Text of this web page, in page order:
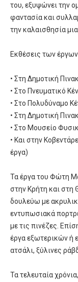
του, εξυψώνει την
φαντασία και
την καλαισθησία
Εκθέσεις των έργων
• Στη Δημοτική
• Στο Πνευματικό
• Στο Πολυδύναμο
• Στη Δημοτική
• Στο Μουσείο
• Και στην
έργα)
Τα έργα του Φώτη
στην Κρήτη και στη
δουλεύω με
εντυπωσιακά
με τις πινέζες.
έργα εξωτερικών ή
ατσάλι, ξύλινες
Τα τελευταία